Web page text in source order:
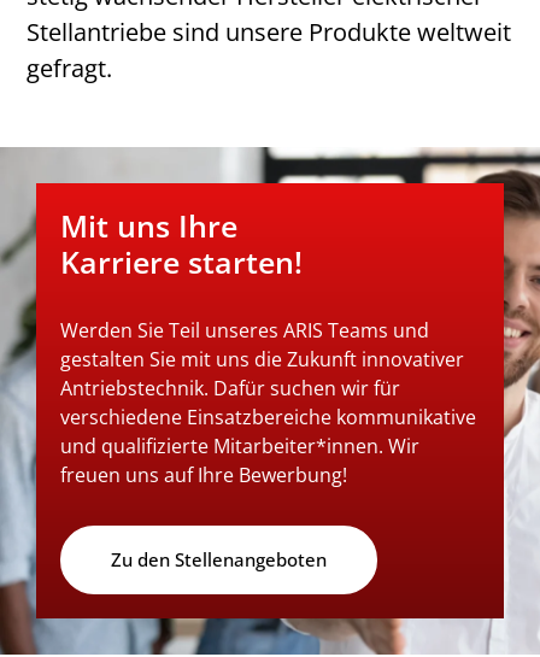
Stellantriebe sind unsere Produkte weltweit
gefragt.
Mit uns Ihre
Karriere starten!
Werden Sie Teil unseres ARIS Teams und
gestalten Sie mit uns die Zukunft innovativer
Antriebstechnik. Dafür suchen wir für
verschiedene Einsatzbereiche kommunikative
und qualifizierte Mitarbeiter*innen. Wir
freuen uns auf Ihre Bewerbung!
Zu den Stellenangeboten